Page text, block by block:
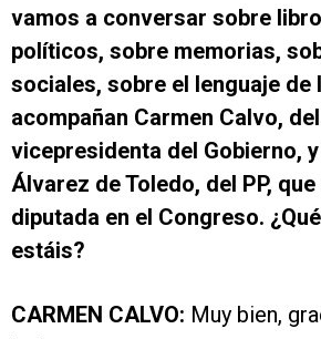
vamos a conversar sobre
políticos, sobre memorias,
sociales, sobre el lenguaje de
acompañan Carmen Calvo,
vicepresidenta del Gobierno,
Álvarez de Toledo, del PP,
diputada en el Congreso.
estáis?
CARMEN CALVO: Muy bien,